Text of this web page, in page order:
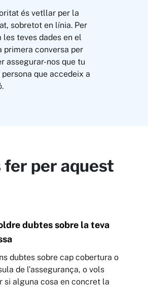
és vetllar per la
sobretot en línia. Per
les teves dades en el
primera conversa per
assegurar-nos que tu
que accedeix a
fer per aquest
dubtes sobre la teva
dubtes sobre cap cobertura o
de l’assegurança, o vols
si alguna cosa en concret la